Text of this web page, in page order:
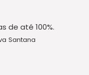
de até 100%.
Santana